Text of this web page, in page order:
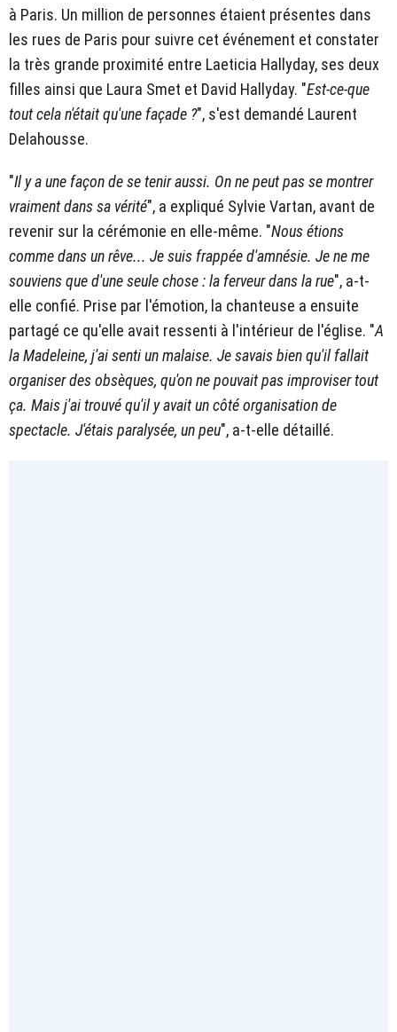
à Paris. Un million de personnes étaient présentes dans
les rues de Paris pour suivre cet événement et constater
la très grande proximité entre Laeticia Hallyday, ses deux
filles ainsi que Laura Smet et David Hallyday. "Est-ce-que
tout cela n'était qu'une façade ?", s'est demandé Laurent
Delahousse.
"Il y a une façon de se tenir aussi. On ne peut pas se montrer
vraiment dans sa vérité", a expliqué Sylvie Vartan, avant de
revenir sur la cérémonie en elle-même. "Nous étions
comme dans un rêve... Je suis frappée d'amnésie. Je ne me
souviens que d'une seule chose : la ferveur dans la rue", a-t-
elle confié. Prise par l'émotion, la chanteuse a ensuite
partagé ce qu'elle avait ressenti à l'intérieur de l'église. "A
la Madeleine, j'ai senti un malaise. Je savais bien qu'il fallait
organiser des obsèques, qu'on ne pouvait pas improviser tout
ça. Mais j'ai trouvé qu'il y avait un côté organisation de
spectacle. J'étais paralysée, un peu", a-t-elle détaillé.